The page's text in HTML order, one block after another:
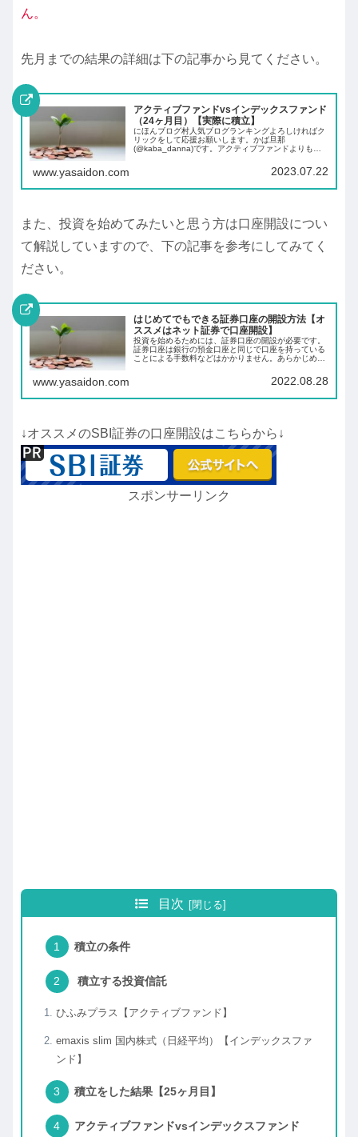
ん。
先月までの結果の詳細は下の記事から見てください。
アクティブファンドvsインデックスファンド
（24ヶ月目）【実際に積立】
にほんブログ村人気ブログランキングよろしければク
リックをして応援お願いします。かば旦那
(@kaba_danna)です。アクティブファンドよりも長
高くなると聞いたことがある方もいらっしゃるので
www.yasaidon.com 2023.07.22
また、投資を始めてみたいと思う方は口座開設につい
て解説していますので、下の記事を参考にしてみてく
ださい。
はじめてでもできる証券口座の開設方法【オ
ススメはネット証券で口座開設】
投資を始めるためには、証券口座の開設が必要です。
証券口座は銀行の預金口座と同じで口座を持っている
ことによる手数料などはかかりません。あらかじめ証
www.yasaidon.com 2022.08.28
↓オススメのSBI証券の口座開設はこちらから↓
スポンサーリンク
目次
積立の条件
積立する投資信託
ひふみプラス【アクティブファンド】
emaxis slim 国内株式（日経平均）【インデックスファ
ンド】
積立をした結果【25ヶ月目】
アクティブファンドvsインデックスファンド